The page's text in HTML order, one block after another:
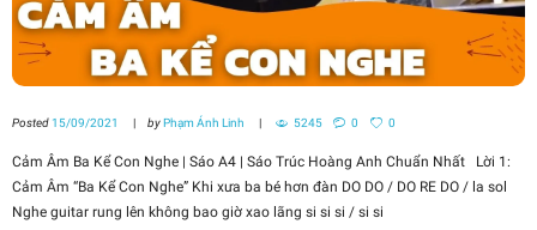
Posted 15/09/2021 by Phạm Ánh Linh 5245 0 0
Cảm Âm Ba Kể Con Nghe | Sáo A4 | Sáo Trúc Hoàng Anh Chuẩn Nhất Lời 1:
Cảm Âm “Ba Kể Con Nghe” Khi xưa ba bé hơn đàn DO DO / DO RE DO / la sol
Nghe guitar rung lên không bao giờ xao lãng si si si / si si